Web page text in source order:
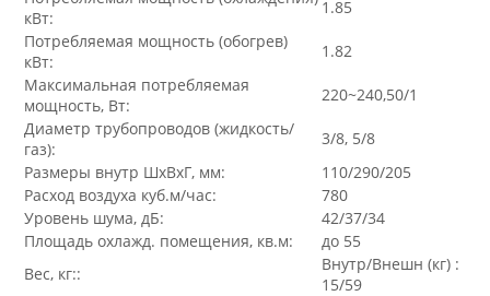
кВт:
1.85
Потребляемая мощность (обогрев)
кВт:
1.82
Максимальная потребляемая
мощность, Вт:
220~240,50/1
Диаметр трубопроводов (жидкость/
газ):
3/8, 5/8
Размеры внутр ШхВхГ, мм:
110/290/205
Расход воздуха куб.м/час:
780
Уровень шума, дБ:
42/37/34
Площадь охлажд. помещения, кв.м:
до 55
Вес, кг::
Внутр/Внешн (кг) :
15/59